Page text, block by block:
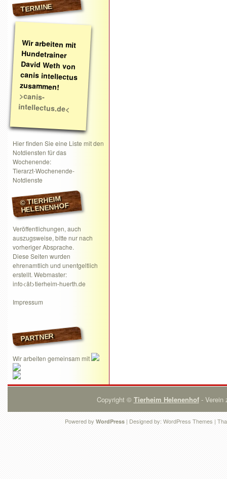
TERMINE
Wir arbeiten mit
Hundetrainer
David Weth von
canis intellectus
zusammen!
>canis-
intellectus.de<
Hier finden Sie eine Liste mit den
Notdiensten für das
Wochenende:
Tierarzt-Wochenende-
Notdienste
© TIERHEIM
HELENENHOF
Veröffentlichungen, auch
auszugsweise, bitte nur nach
vorheriger Absprache.
Diese Seiten wurden
ehrenamtlich und unentgeltlich
erstellt. Webmaster:
info<ät>tierheim-huerth.de
Impressum
PARTNER
Wir arbeiten gemeinsam mit
Copyright © Tierheim Helenenhof- Verein
Powered by WordPress | Designed by: WordPress Themes |